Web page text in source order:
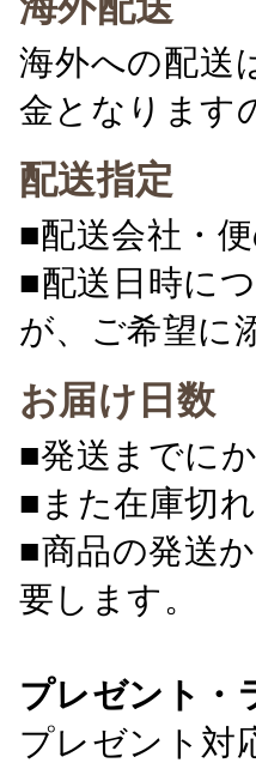
海外への配送
金となります
配送指定
■配送会社・
■配送日時に
が、ご希望に
お届け日数
■発送までに
■また在庫切
■商品の発送
要します。
プレゼント・
プレゼント対